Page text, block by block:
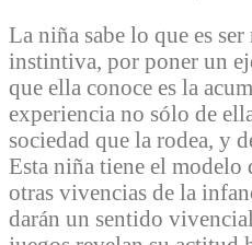
La niña sabe lo que es ser
instintiva, por poner un
que ella conoce es la
experiencia no sólo de
sociedad que la rodea, y
Esta niña tiene el modelo
otras vivencias de la
darán un sentido